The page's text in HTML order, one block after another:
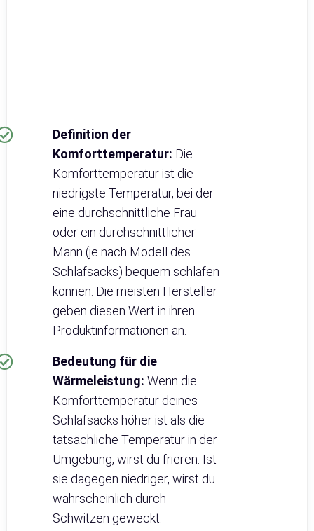
Definition der
Komforttemperatur: Die
Komforttemperatur ist die
niedrigste Temperatur, bei der
eine durchschnittliche Frau
oder ein durchschnittlicher
Mann (je nach Modell des
Schlafsacks) bequem schlafen
können. Die meisten Hersteller
geben diesen Wert in ihren
Produktinformationen an.
Bedeutung für die
Wärmeleistung: Wenn die
Komforttemperatur deines
Schlafsacks höher ist als die
tatsächliche Temperatur in der
Umgebung, wirst du frieren. Ist
sie dagegen niedriger, wirst du
wahrscheinlich durch
Schwitzen geweckt.